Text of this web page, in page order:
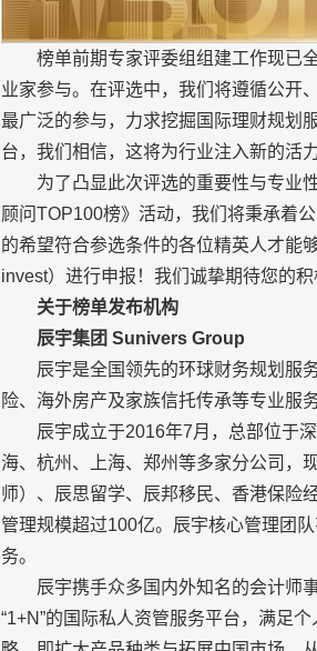
榜单前期专家评委组组建工作现已
业家参与。在评选中，我们将遵循公开
最广泛的参与，力求挖掘国际理财规划
台，我们相信，这将为行业注入新的活
为了凸显此次评选的重要性与专业
顾问TOP100榜》活动，我们将秉承着
的希望符合参选条件的各位精英人才能
invest）进行申报！我们诚挚期待您的
关于榜单发布机构
辰宇集团 Sunivers Group
辰宇是全国领先的环球财务规划服
险、海外房产及家族信托传承等专业服务
辰宇成立于2016年7月，总部位于
海、杭州、上海、郑州等多家分公司，
师）、辰思留学、辰邦移民、香港保险
管理规模超过100亿。辰宇核心管理团
务。
辰宇携手众多国内外知名的会计师
“1+N”的国际私人资管服务平台，满足